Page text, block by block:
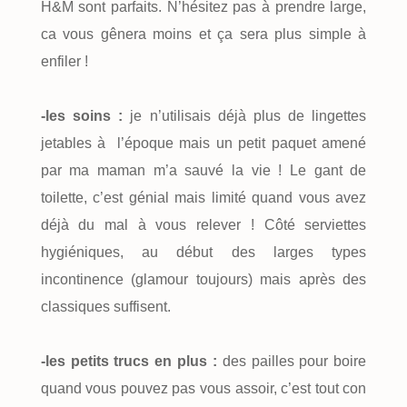
H&M sont parfaits. N’hésitez pas à prendre large,
ca vous gênera moins et ça sera plus simple à
enfiler !
-les soins : je n’utilisais déjà plus de lingettes
jetables à l’époque mais un petit paquet amené
par ma maman m’a sauvé la vie ! Le gant de
toilette, c’est génial mais limité quand vous avez
déjà du mal à vous relever ! Côté serviettes
hygiéniques, au début des larges types
incontinence (glamour toujours) mais après des
classiques suffisent.
-les petits trucs en plus : des pailles pour boire
quand vous pouvez pas vous assoir, c’est tout con